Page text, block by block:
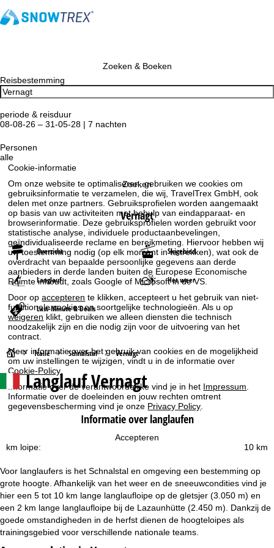
Cookie-informatie
Om onze website te optimaliseren, gebruiken we cookies om
gebruiksinformatie te verzamelen, die wij, TravelTrex GmbH, ook
delen met onze partners. Gebruiksprofielen worden aangemaakt
op basis van uw activiteiten met behulp van eindapparaat- en
browserinformatie. Deze gebruiksprofielen worden gebruikt voor
statistische analyse, individuele productaanbevelingen,
geïndividualiseerde reclame en bereikmeting. Hiervoor hebben wij
uw toestemming nodig (op elk moment in te trekken), wat ook de
overdracht van bepaalde persoonlijke gegevens aan derde
aanbieders in derde landen buiten de Europese Economische
Ruimte inhoudt, zoals Google of Microsoft in de VS.
Door opaccepteren te klikken, accepteert u het gebruik van niet-
functionele cookies en soortgelijke technologieën. Als u op
weigeren klikt, gebruiken we alleen diensten die technisch
noodzakelijk zijn en die nodig zijn voor de uitvoering van het
contract.
Meer informatie over het gebruik van cookies en de mogelijkheid
om uw instellingen te wijzigen, vindt u in de informatie over
Cookie-Policy.
Informatie over de verantwoordelijke vind je in het Impressum.
Informatie over de doeleinden en jouw rechten omtrent
gegevensbescherming vind je onze Privacy Policy.
Accepteren
Zoeken & Boeken
Reisbestemming
periode & reisduur
08-08-26 – 31-05-28 | 7 nachten
Personen
alle
Zoeken
Vernagt
Overzicht Skigebied
Langlauf Het weer
Last-Minute & Deals
S
t
a
t
a
g
Italië Schnalstal Vernagt
Langlauf Vernagt
Informatie over langlaufen
10 km
km loipe:
Voor langlaufers is het Schnalstal en omgeving een bestemming op
grote hoogte. Afhankelijk van het weer en de sneeuwcondities vind je
hier een 5 tot 10 km lange langlaufloipe op de gletsjer (3.050 m) en
een 2 km lange langlaufloipe bij de Lazaunhütte (2.450 m). Dankzij de
goede omstandigheden in de herfst dienen de hoogteloipes als
trainingsgebied voor verschillende nationale teams.